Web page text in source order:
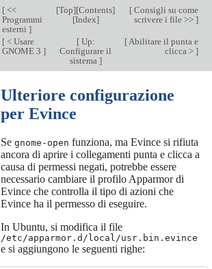
[<<
Programmi
esterni ]
[Top][Contents]
[Index]
[Consigli su come
scrivere i file >> ]
[< Usare
GNOME 3 ]
[Up:
Configurare il
sistema ]
[Abilitare il punta e
clicca > ]
Ulteriore configurazione
per Evince
Se gnome-open funziona, ma Evince si rifiuta
ancora di aprire i collegamenti punta e clicca a
causa di permessi negati, potrebbe essere
necessario cambiare il profilo Apparmor di
Evince che controlla il tipo di azioni che
Evince ha il permesso di eseguire.
In Ubuntu, si modifica il file
/etc/apparmor.d/local/usr.bin.evince
e si aggiungono le seguenti righe: